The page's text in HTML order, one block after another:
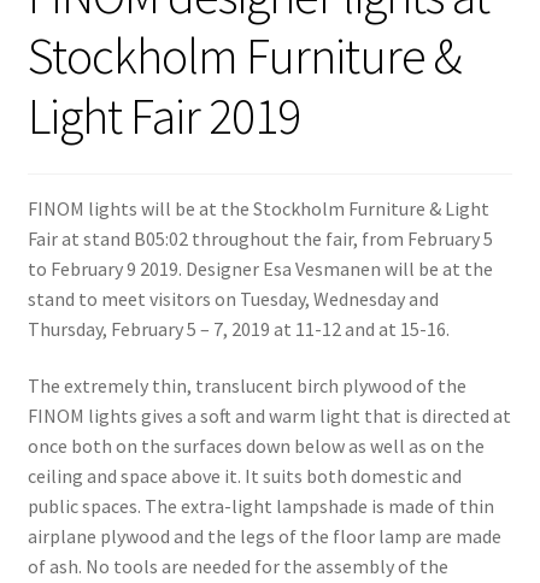
FINOM designer lights on Instagram
My account
Terms & conditions
Stockholm Furniture &
Light Fair 2019
FINOM lights will be at the Stockholm Furniture & Light
Fair at stand B05:02 throughout the fair, from February 5
to February 9 2019. Designer Esa Vesmanen will be at the
stand to meet visitors on Tuesday, Wednesday and
Thursday, February 5 – 7, 2019 at 11-12 and at 15-16.
The extremely thin, translucent birch plywood of the
FINOM lights gives a soft and warm light that is directed at
once both on the surfaces down below as well as on the
ceiling and space above it. It suits both domestic and
public spaces. The extra-light lampshade is made of thin
airplane plywood and the legs of the floor lamp are made
of ash. No tools are needed for the assembly of the